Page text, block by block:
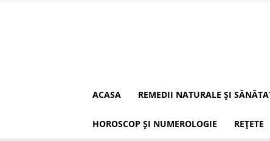
ACASA REMEDII NATURALE ȘI
HOROSCOP ȘI NUMEROLOGIE REȚETE